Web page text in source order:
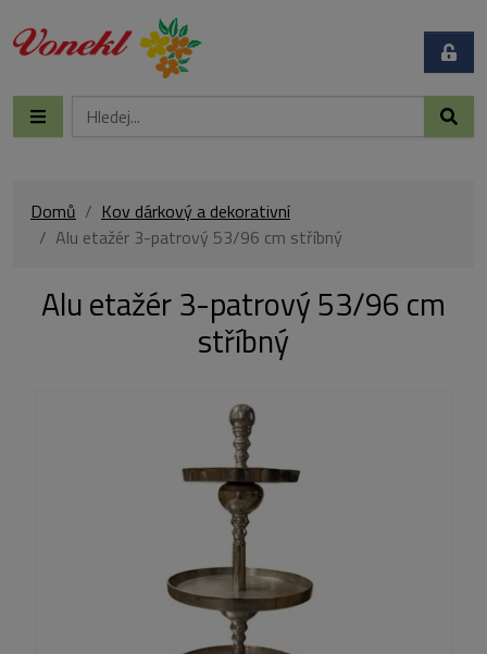
Domů
Kov dárkový a dekorativní
Alu etažér 3-patrový 53/96 cm stříbný
Alu etažér 3-patrový 53/96 cm
stříbný